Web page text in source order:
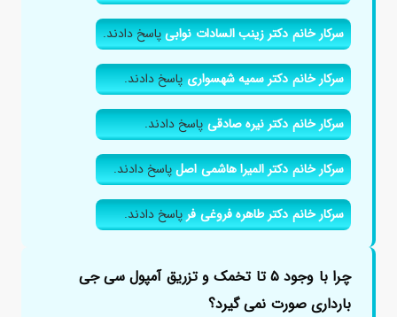
سرکار خانم دکتر زینب السادات نوابیپاسخ دادند.
سرکار خانم دکتر سمیه شهسواریپاسخ دادند.
سرکار خانم دکتر نیره صادقیپاسخ دادند.
سرکار خانم دکتر المیرا هاشمی اصلپاسخ دادند.
سرکار خانم دکتر طاهره فروغی فرپاسخ دادند.
چرا با وجود ۵ تا تخمک و تزریق آمپول سی جی
بارداری صورت نمی گیرد؟